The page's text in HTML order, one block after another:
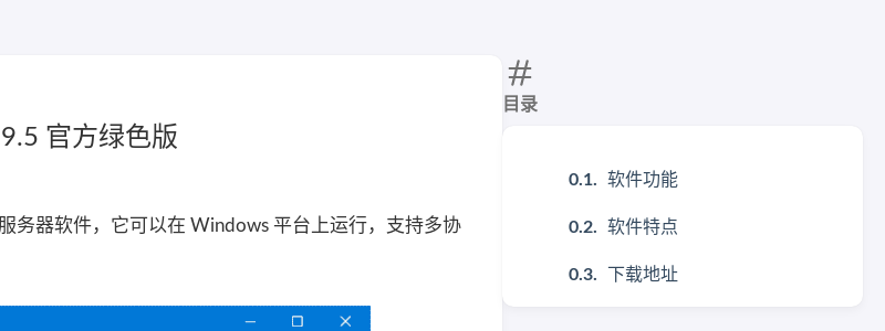
目录
软件功能
软件特点
下载地址
官方绿色版
务器软件，它可以在 Windows 平台上运行，支持多协